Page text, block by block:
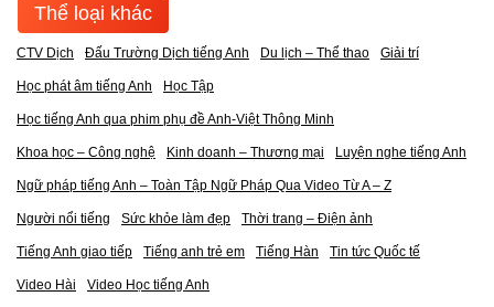
Thể loại khác
CTV Dịch Đấu Trường Dịch tiếng Anh Du lịch – Thể thao Giải trí
Học phát âm tiếng Anh Học Tập
Học tiếng Anh qua phim phụ đề Anh-Việt Thông Minh
Khoa học – Công nghệ Kinh doanh – Thương mại Luyện nghe tiếng Anh
Ngữ pháp tiếng Anh – Toàn Tập Ngữ Pháp Qua Video Từ A – Z
Người nổi tiếng Sức khỏe làm đẹp Thời trang – Điện ảnh
Tiếng Anh giao tiếp Tiếng anh trẻ em Tiếng Hàn Tin tức Quốc tế
Video Hài Video Học tiếng Anh